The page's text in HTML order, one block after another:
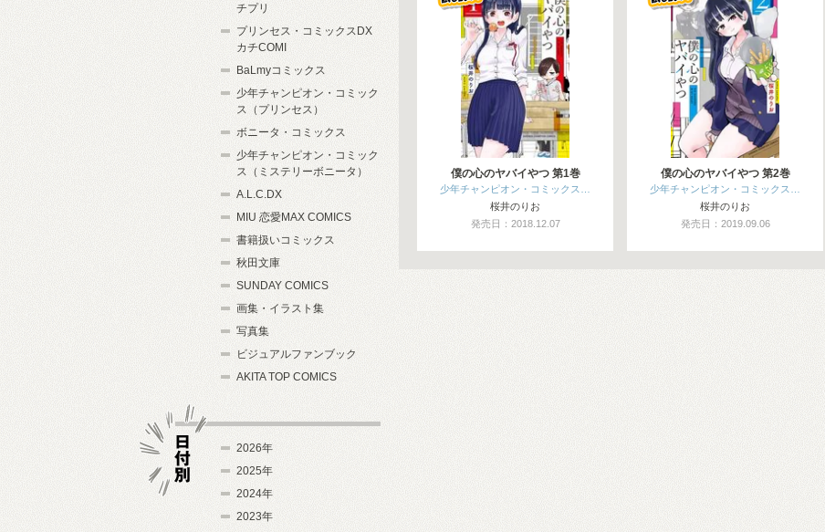
僕の心のヤバイやつ 第1巻
少年チャンピオン・コミックス…
桜井のりお
発売日：2018.12.07
僕の心のヤバイやつ 第2巻
少年チャンピオン・コミックス…
桜井のりお
発売日：2019.09.06
チプリ
プリンセス・コミックスDX
カチCOMI
BaLmyコミックス
少年チャンピオン・コミック
ス（プリンセス）
ボニータ・コミックス
少年チャンピオン・コミック
ス（ミステリーボニータ）
A.L.C.DX
MIU 恋愛MAX COMICS
書籍扱いコミックス
秋田文庫
SUNDAY COMICS
画集・イラスト集
写真集
ビジュアルファンブック
AKITA TOP COMICS
2026年
2025年
2024年
2023年